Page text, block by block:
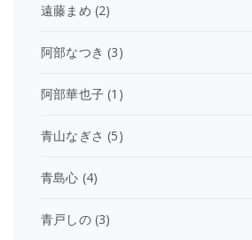
遠藤まめ (2)
阿部なつき (3)
阿部華也子 (1)
青山なぎさ (5)
青島心 (4)
青戸しの(3)